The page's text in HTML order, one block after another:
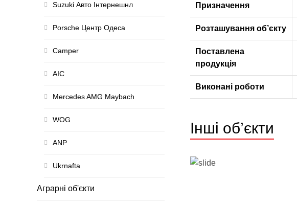
Suzuki Авто Інтернешнл
Porsche Центр Одеса
Camper
АІС
Mercedes AMG Maybach
WOG
АNP
Ukrnafta
Аграрні об'єкти
Призначення
Розташування об’єкту
Поставлена
продукція
Виконані роботи
Інші об’єкти